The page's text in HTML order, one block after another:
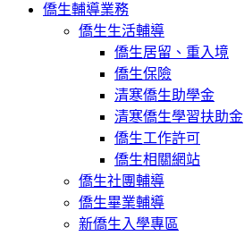
僑生輔導業務
僑生生活輔導
僑生居留、重入境
僑生保險
清寒僑生助學金
清寒僑生學習扶助金
僑生工作許可
僑生相關網站
僑生社團輔導
僑生畢業輔導
新僑生入學專區